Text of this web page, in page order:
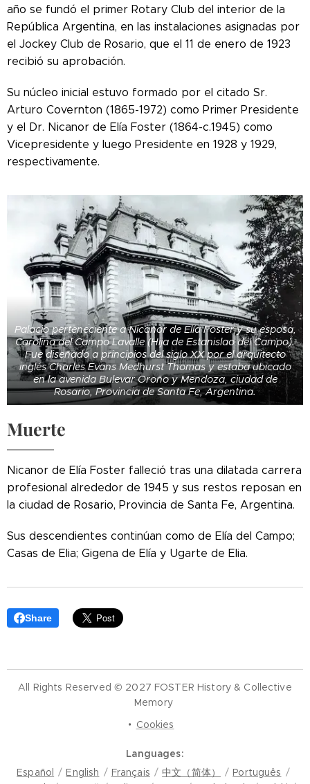
año se fundó el primer Rotary Club del interior de la
República Argentina, en las instalaciones asignadas por
el Jockey Club de Rosario, que el 11 de enero de 1923
recibió su aprobación.
Su núcleo inicial estuvo formado por el citado Sr.
Arturo Covernton (1865-1972) como Primer Presidente
y el Dr. Nicanor de Elía Foster (1864-c.1945) como
Vicepresidente y luego Presidente en 1928 y 1929,
respectivamente.
Palacio perteneciente a Nicanor de Elía Foster y su esposa,
Carolina del Campo Lavalle (Hija de Estanislao del Campo).
Fue diseñado a principios del siglo XX por el arquitecto
inglés Charles Evans Medhurst Thomas y estaba ubicado
en la avenida Bulevar Oroño y Mendoza, ciudad de
Rosario, Provincia de Santa Fe, Argentina.
Muerte
Nicanor de Elía Foster falleció tras una dilatada carrera
profesional alrededor de 1945 y sus restos reposan en
la ciudad de Rosario, Provincia de Santa Fe, Argentina.
Sus descendientes continúan como de Elía del Campo;
Casas de Elia; Gigena de Elía y Ugarte de Elia.
Share
All Rights Reserved © 2027 FOSTER History & Collective
Memory
Cookies
Languages
Español
English Français 中文（简体）
Português